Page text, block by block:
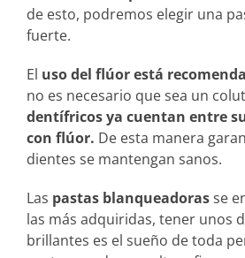
de esto, podremos elegir una
fuerte.
El uso del flúor está
no es necesario que sea un
dentífricos ya cuentan entre
con flúor. De esta manera
dientes se mantengan sanos.
Las pastas blanqueadorasse
las más adquiridas, tener unos
brillantes es el sueño de toda